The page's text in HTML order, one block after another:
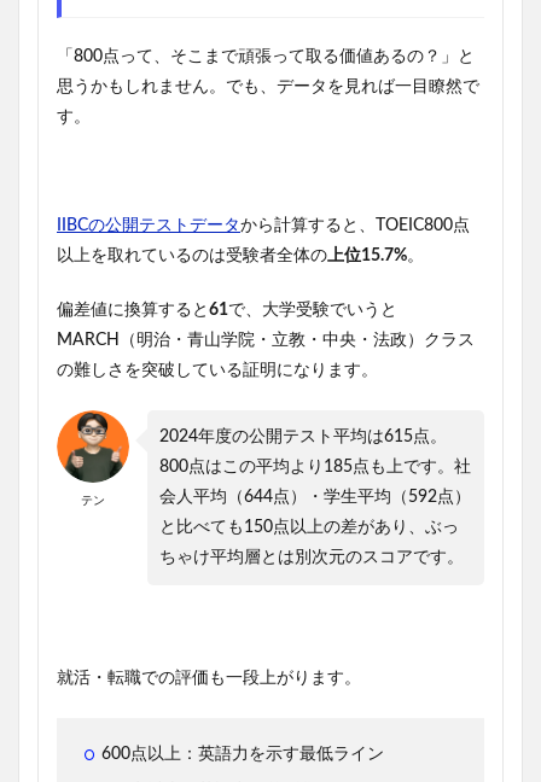
「800点って、そこまで頑張って取る価値あるの？」と
思うかもしれません。でも、データを見れば一目瞭然で
す。
IIBCの公開テストデータから計算すると、TOEIC800点
以上を取れているのは受験者全体の上位15.7%。
偏差値に換算すると 61で、大学受験でいうと
MARCH（明治・青山学院・立教・中央・法政）クラス
の難しさを突破している証明になります。
テン
2024年度の公開テスト平均は615点。
800点はこの平均より185点も上です。社
会人平均（644点）・学生平均（592点）
と比べても150点以上の差があり、ぶっ
ちゃけ平均層とは別次元のスコアです。
就活・転職での評価も一段上がります。
600点以上：英語力を示す最低ライン